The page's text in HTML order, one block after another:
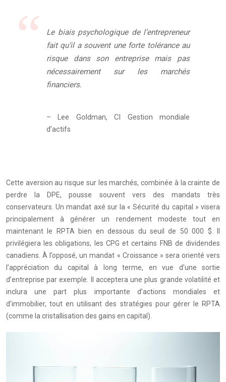
Le biais psychologique de l’entrepreneur
fait qu’il a souvent une forte tolérance au
risque dans son entreprise mais pas
nécessairement sur les marchés
financiers.
– Lee Goldman, CI Gestion mondiale
d’actifs
Cette aversion au risque sur les marchés, combinée à la crainte de
perdre la DPE, pousse souvent vers des mandats très
conservateurs. Un mandat axé sur la « Sécurité du capital » visera
principalement à générer un rendement modeste tout en
maintenant le RPTA bien en dessous du seuil de 50 000 $. Il
privilégiera les obligations, les CPG et certains FNB de dividendes
canadiens. À l’opposé, un mandat « Croissance » sera orienté vers
l’appréciation du capital à long terme, en vue d’une sortie
d’entreprise par exemple. Il acceptera une plus grande volatilité et
inclura une part plus importante d’actions mondiales et
d’immobilier, tout en utilisant des stratégies pour gérer le RPTA
(comme la cristallisation des gains en capital).